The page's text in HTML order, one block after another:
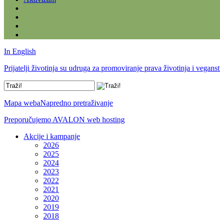
In English
Prijatelji životinja su udruga za promoviranje prava životinja i
Mapa webaNapredno pretraživanje
Preporučujemo AVALON web hosting
Akcije i kampanje
2026
2025
2024
2023
2022
2021
2020
2019
2018